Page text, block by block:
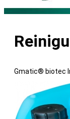
Gmatic® biotec